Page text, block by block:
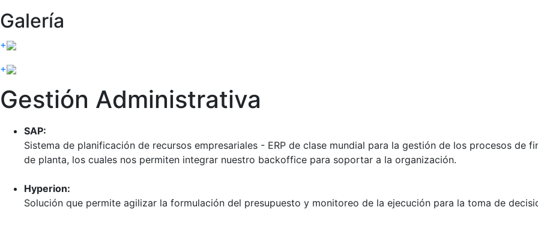
Galería
+
+
Gestión Administrativa
SAP:
Sistema de planificación de recursos empresariales - ERP de clase mundial para la gestión de los procesos de
de planta, los cuales nos permiten integrar nuestro backoffice para soportar a la organización.
Hyperion:
Solución que permite agilizar la formulación del presupuesto y monitoreo de la ejecución para la toma de